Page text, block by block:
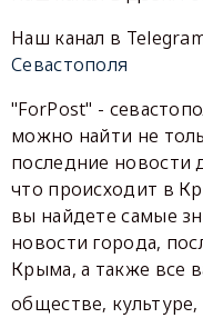
Наш канал в
Севастополя
"ForPost" -
можно найти не
последние новости
что происходит в
вы найдете самые
новости города,
Крыма, а также все
обществе, культуре,